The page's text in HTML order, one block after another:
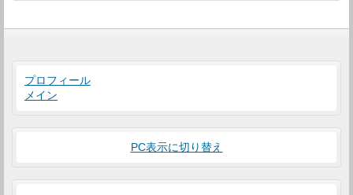
プロフィール
メイン
PC表示に切り替え